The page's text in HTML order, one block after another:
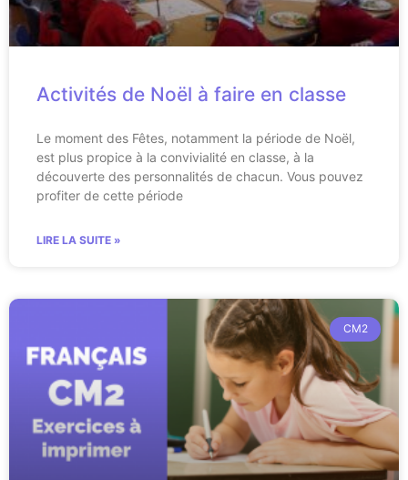
Activités de Noël à faire en classe
Le moment des Fêtes, notamment la période de Noël,
est plus propice à la convivialité en classe, à la
découverte des personnalités de chacun. Vous pouvez
profiter de cette période
LIRE LA SUITE »
CM2